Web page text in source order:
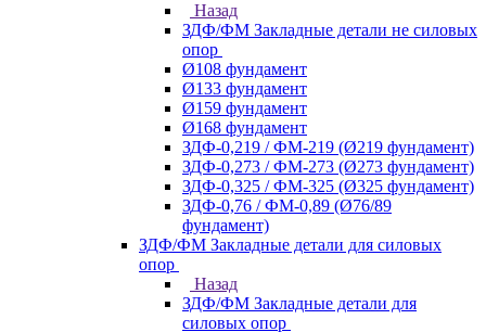
Назад
ЗДФ/ФМ Закладные детали не силовых
опор
Ø108 фундамент
Ø133 фундамент
Ø159 фундамент
Ø168 фундамент
ЗДФ-0,219 / ФМ-219 (Ø219 фундамент)
ЗДФ-0,273 / ФМ-273 (Ø273 фундамент)
ЗДФ-0,325 / ФМ-325 (Ø325 фундамент)
ЗДФ-0,76 / ФМ-0,89 (Ø76/89
фундамент)
ЗДФ/ФМ Закладные детали для силовых
опор
Назад
ЗДФ/ФМ Закладные детали для
силовых опор